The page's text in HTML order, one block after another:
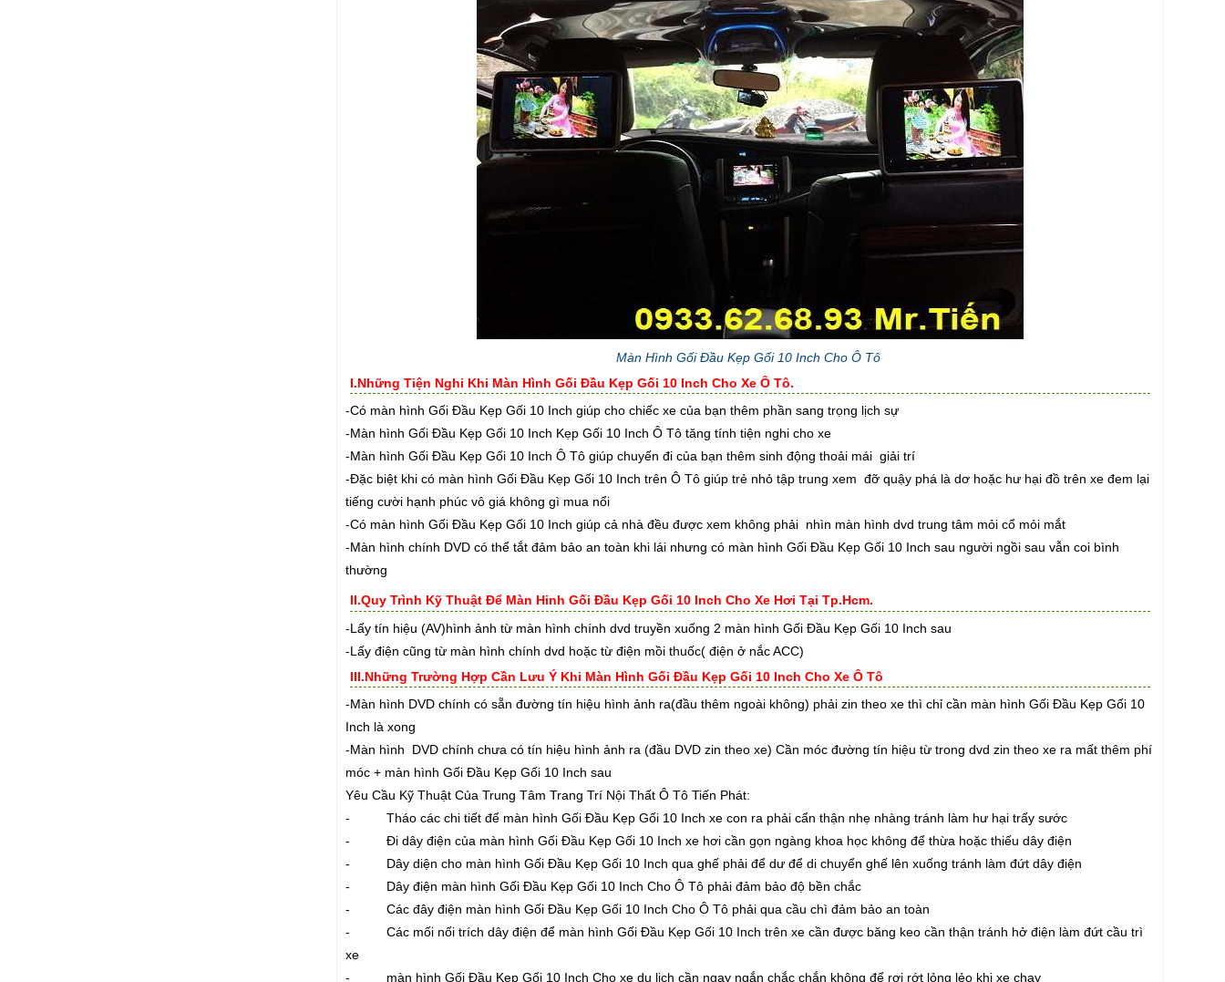
Màn Hình Gối Đầu Kẹp Gối 10 Inch Cho Ô Tô
I.Những Tiện Nghi Khi Màn Hình Gối Đầu Kẹp Gối 10 Inch Cho Xe Ô Tô.
-Có màn hình Gối Đầu Kẹp Gối 10 Inch giúp cho chiếc xe của bạn thêm phần sang trọng lịch sự
-Màn hình Gối Đầu Kẹp Gối 10 Inch Kẹp Gối 10 Inch Ô Tô tăng tính tiện nghi cho xe
-Màn hình Gối Đầu Kẹp Gối 10 Inch Ô Tô giúp chuyến đi của bạn thêm sinh động thoải mái giải trí
-Đặc biệt khi có màn hình Gối Đầu Kẹp Gối 10 Inch trên Ô Tô giúp trẻ nhỏ tập trung xem đỡ quậy phá là dơ hoặc hư hại đồ trên xe đem lại
tiếng cười hạnh phúc vô giá không gì mua nổi
-Có màn hình Gối Đầu Kẹp Gối 10 Inch giúp cả nhà đều được xem không phải nhìn màn hình dvd trung tâm mỏi cổ mỏi mắt
-Màn hình chính DVD có thể tắt đảm bảo an toàn khi lái nhưng có màn hình Gối Đầu Kẹp Gối 10 Inch sau người ngồi sau vẫn coi bình
thường
II.Quy Trình Kỹ Thuật Để Màn Hinh Gối Đầu Kẹp Gối 10 Inch Cho Xe Hơi Tại Tp.Hcm.
-Lấy tín hiệu (AV)hình ảnh từ màn hình chính dvd truyền xuống 2 màn hình Gối Đầu Kẹp Gối 10 Inch sau
-Lấy điện cũng từ màn hình chính dvd hoặc từ điện mồi thuốc( điện ở nắc ACC)
III.Những Trường Hợp Cần Lưu Ý Khi Màn Hình Gối Đầu Kẹp Gối 10 Inch Cho Xe Ô Tô
-Màn hình DVD chính có sẵn đường tín hiệu hình ảnh ra(đầu thêm ngoài không) phải zin theo xe thì chỉ cần màn hình Gối Đầu Kẹp Gối 10
Inch là xong
-Màn hình DVD chính chưa có tín hiệu hình ảnh ra (đầu DVD zin theo xe) Cần móc đường tín hiệu từ trong dvd zin theo xe ra mất thêm phí
móc + màn hình Gối Đầu Kẹp Gối 10 Inch sau
Yêu Cầu Kỹ Thuật Của Trung Tâm Trang Trí Nội Thất Ô Tô Tiến Phát:
- Tháo các chi tiết để màn hình Gối Đầu Kẹp Gối 10 Inch xe con ra phải cẩn thận nhẹ nhàng tránh làm hư hại trấy sước
- Đi dây điện của màn hình Gối Đầu Kẹp Gối 10 Inch xe hơi cần gọn ngàng khoa học không để thừa hoặc thiếu dây điện
- Dây diện cho màn hình Gối Đầu Kẹp Gối 10 Inch qua ghế phải để dư để di chuyển ghế lên xuống tránh làm đứt dây điện
- Dây điện màn hình Gối Đầu Kẹp Gối 10 Inch Cho Ô Tô phải đảm bảo độ bền chắc
- Các đây điện màn hình Gối Đầu Kẹp Gối 10 Inch Cho Ô Tô phải qua cầu chì đảm bảo an toàn
- Các mối nối trích dây điện để màn hình Gối Đầu Kẹp Gối 10 Inch trên xe cần được băng keo cần thận tránh hở điện làm đứt cầu trì
xe
- màn hình Gối Đầu Kẹp Gối 10 Inch Cho xe du lịch cần ngay ngắn chắc chắn không để rơi rớt lỏng lẻo khi xe chạy